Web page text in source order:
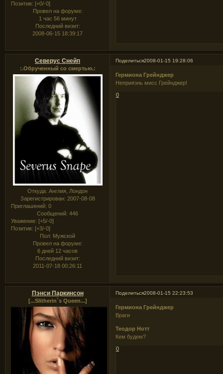
Позитив: [+0/-0]
Провел на форуме:
1 час 56 минут
Последний визит:
2008-06-15 18:39:17
Поделиться2008-01-15 19:28:06
Северус Снейп
:.Обрученный со смертью.:
Откуда: Англия, Лондон
Зарегистрирован: 2007-08-08
Приглашений: 0
Сообщений: 446
Уважение: [+5/-0]
Позитив: [+3/-0]
Пол: Мужской
Провел на форуме:
6 дней 12 часов
Последний визит:
2011-07-18 00:26:11
Гермиона Грейнджер
Неприязнь мисс Грейнджер!
0
Поделиться2008-01-15 22:23:53
Пэнси Паркинсон
[...Slitherin`s Queen...]
Гермиона Грейнджер
Враги
Теодор Нотт
Кем будем?
0